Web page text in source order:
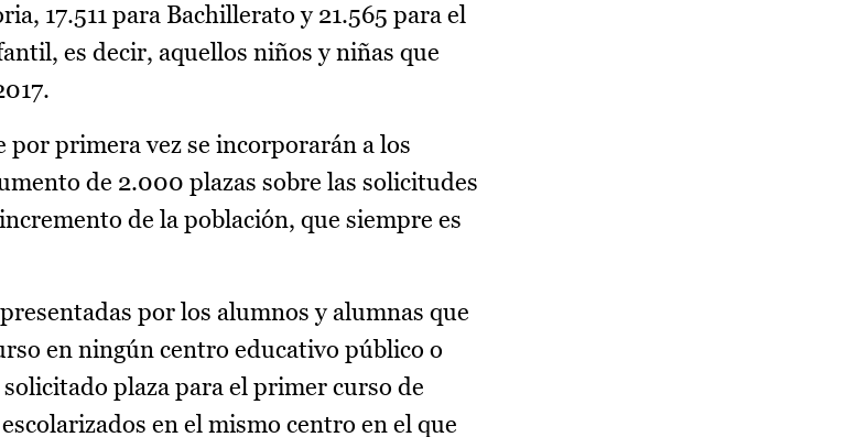
17.511 para Bachillerato y 21.565 para el
es decir, aquellos niños y niñas que
por primera vez se incorporarán a los
de 2.000 plazas sobre las solicitudes
de la población, que siempre es
por los alumnos y alumnas que
en ningún centro educativo público o
plaza para el primer curso de
en el mismo centro en el que